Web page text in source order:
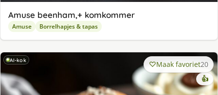
Amuse beenham,+ komkommer
Amuse Borrelhapjes & tapas
AI-kok Maak favoriet20
👍